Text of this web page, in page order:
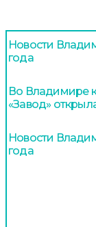
Новости
года
Во Владимире
«Завод»
Новости
года